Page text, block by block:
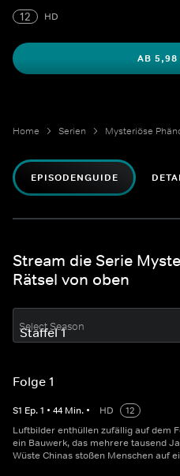
12
HD
AB 5,98
Home Serien
EPISODENGUIDE
Stream die Serie
Rätsel von oben
Select Season
Folge 1
S1 Ep.1 • 44 Min. • HD
12
Luftbilder enthüllen zufällig auf dem
ein Bauwerk, das mehrere tausend
Wüste Chinas stoßen Menschen auf